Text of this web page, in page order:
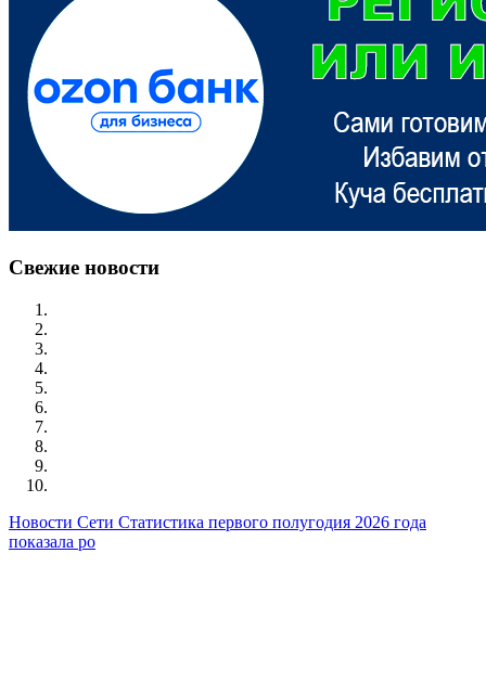
Свежие новости
Новости Сети Статистика первого полугодия 2026 года
показала ро